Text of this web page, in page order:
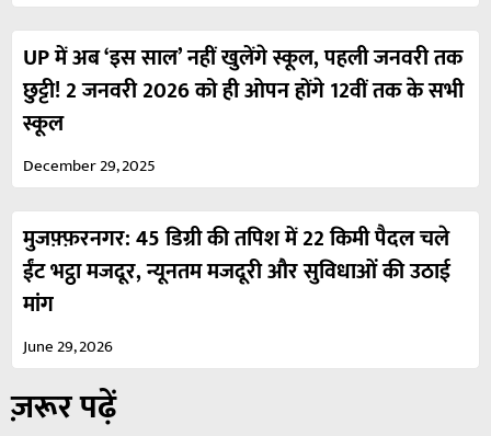
UP में अब ‘इस साल’ नहीं खुलेंगे स्कूल, पहली जनवरी तक
छुट्टी! 2 जनवरी 2026 को ही ओपन होंगे 12वीं तक के सभी
स्कूल
December 29, 2025
मुजफ़्फ़रनगर: 45 डिग्री की तपिश में 22 किमी पैदल चले
ईंट भट्ठा मजदूर, न्यूनतम मजदूरी और सुविधाओं की उठाई
मांग
June 29, 2026
ज़रूर पढ़ें